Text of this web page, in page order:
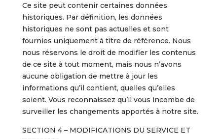
Ce site peut contenir certaines données
historiques. Par définition, les données
historiques ne sont pas actuelles et sont
fournies uniquement à titre de référence. Nous
nous réservons le droit de modifier les contenus
de ce site à tout moment, mais nous n’avons
aucune obligation de mettre à jour les
informations qu’il contient, quelles qu’elles
soient. Vous reconnaissez qu’il vous incombe de
surveiller les changements apportés à notre site.
SECTION 4 – MODIFICATIONS DU SERVICE ET